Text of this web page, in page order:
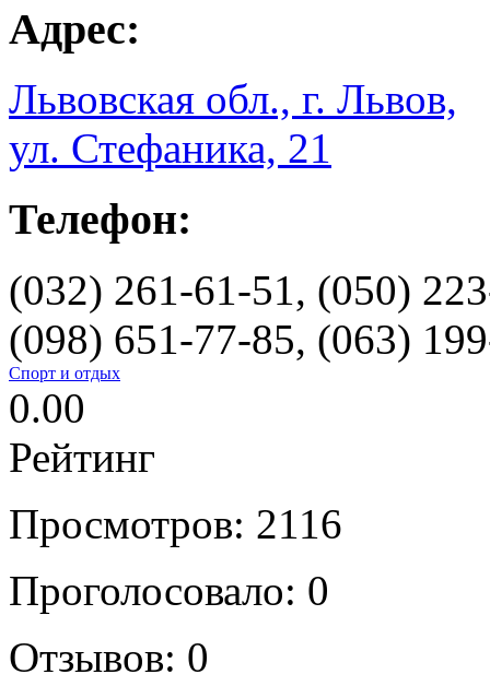
Адрес:
Львовская обл., г. Львов,
ул. Стефаника, 21
Телефон:
(032) 261-61-51, (050)
(098) 651-77-85, (063)
Спорт и отдых
0.00
Рейтинг
Просмотров: 2116
Проголосовало: 0
Отзывов: 0